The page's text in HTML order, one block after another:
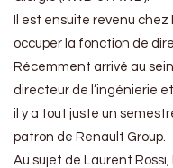
Il est ensuite revenu chez
occuper la fonction de
Récemment arrivé au
directeur de l’ingénierie
il y a tout juste un
patron de Renault Group.
Au sujet de Laurent